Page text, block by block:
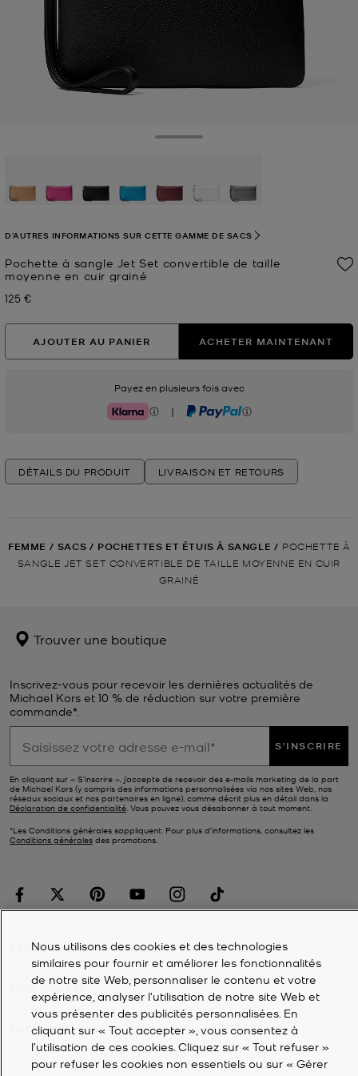
Pochette à sangle Jet Set convertible de taille
moyenne en cuir grainé
Prix actuel
125 €
D'AUTRES INFORMATIONS SUR CETTE GAMME DE SACS
AJOUTER AU PANIER ACHETER MAINTENANT
Payez en plusieurs fois avec
Klarna | PayPal
DÉTAILS DU PRODUIT LIVRAISON ET RETOURS
FEMME / SACS / POCHETTES ET ÉTUIS À SANGLE / POCHETTE À
SANGLE JET SET CONVERTIBLE DE TAILLE MOYENNE EN CUIR
GRAINÉ
Trouver une boutique
Inscrivez-vous pour recevoir les dernières actualités de
Michael Kors et 10 % de réduction sur votre première
commande*.
S'INSCRIRE
En cliquant sur « S’inscrire », j’accepte de recevoir des e-mails marketing de la part
de Michael Kors (y compris des informations personnalisées via nos sites Web, nos
réseaux sociaux et nos partenaires en ligne), comme décrit plus en détail dans la
Déclaration de confidentialité. Vous pouvez vous désabonner à tout moment.
*Les Conditions générales sappliquent. Pour plus d’informations, consultez les
Conditions générales des promotions.
SERVICE À LA CLIENTÈLE
MON COMPTE
ENTREPRISE
Nous utilisons des cookies et des technologies
similaires pour fournir et améliorer les fonctionnalités
de notre site Web, personnaliser le contenu et votre
expérience, analyser l'utilisation de notre site Web et
vous présenter des publicités personnalisées. En
cliquant sur « Tout accepter », vous consentez à
l’utilisation de ces cookies. Cliquez sur « Tout refuser »
pour refuser les cookies non essentiels ou sur « Gérer